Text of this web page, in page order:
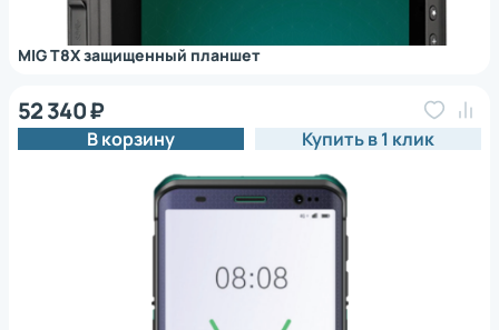
MIG T8X защищенный планшет
52 340 ₽
В корзину Купить в 1 клик